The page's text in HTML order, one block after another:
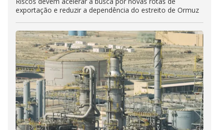
exportação e reduzir a dependência do estreito de Ormuz